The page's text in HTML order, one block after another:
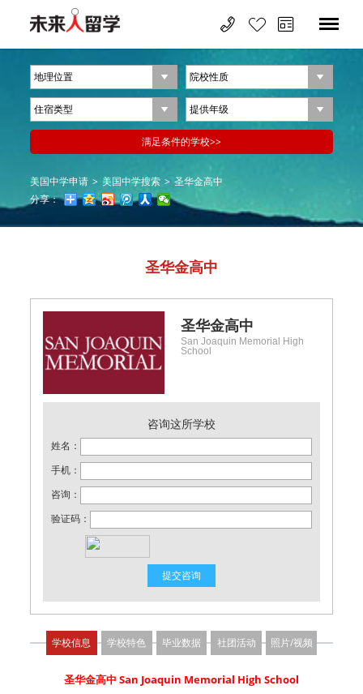
美国中学申请 > 美国中学搜索 > 圣华金高中
分享：
圣华金高中
圣华金高中
San Joaquin Memorial High
School
咨询这所学校
姓名：
手机：
咨询：
验证码：
学校信息 学校特色 毕业数据 社团活动 照片/视频
圣华金高中 San Joaquin Memorial High School